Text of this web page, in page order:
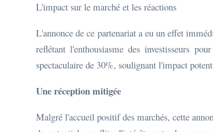
L'impact sur le marché et les réactions
L'annonce de ce partenariat a eu un effet
reflétant l'enthousiasme des investisseurs
spectaculaire de 30%, soulignant l'impact
Une réception mitigée
Malgré l'accueil positif des marchés, cette